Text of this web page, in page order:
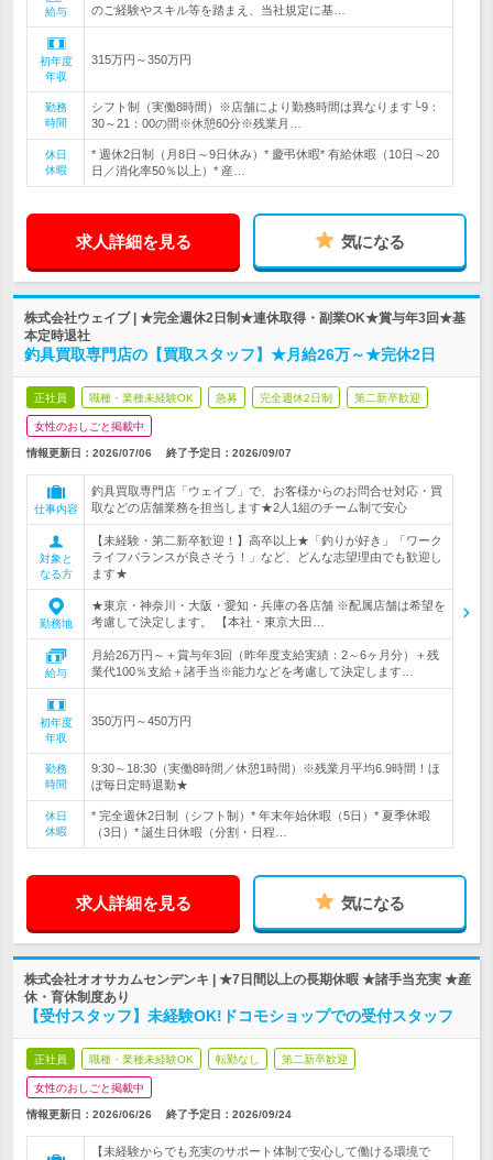
給与 のご経験やスキル等を踏まえ、当社規定に基…
初年度
年収
315万円～350万円
勤務
時間
シフト制（実働8時間）※店舗により勤務時間は異なります└9：
30～21：00の間※休憩60分※残業月…
休日
休暇
* 週休2日制（月8日～9日休み）* 慶弔休暇* 有給休暇（10日～20
日／消化率50％以上）* 産…
求人詳細を見る 気になる
株式会社ウェイブ | ★完全週休2日制★連休取得・副業OK★賞与年3回★基
本定時退社
釣具買取専門店の【買取スタッフ】★月給26万～★完休2日
正社員 職種・業種未経験OK 急募 完全週休2日制 第二新卒歓迎
女性のおしごと掲載中
情報更新日：2026/07/06 終了予定日： 2026/09/07
仕事内容
釣具買取専門店「ウェイブ」で、お客様からのお問合せ対応・買
取などの店舗業務を担当します★2人1組のチーム制で安心
対象と
なる方
【未経験・第二新卒歓迎！】高卒以上★「釣りが好き」「ワーク
ライフバランスが良さそう！」など、どんな志望理由でも歓迎し
ます★
勤務地
★東京・神奈川・大阪・愛知・兵庫の各店舗 ※配属店舗は希望を
考慮して決定します。 【本社・東京大田…
給与
月給26万円～＋賞与年3回（昨年度支給実績：2～6ヶ月分）＋残
業代100％支給＋諸手当※能力などを考慮して決定します…
初年度
年収
350万円～450万円
勤務
時間
9:30～18:30（実働8時間／休憩1時間）※残業月平均6.9時間！ほ
ぼ毎日定時退勤★
休日
休暇
* 完全週休2日制（シフト制）* 年末年始休暇（5日）* 夏季休暇
（3日）* 誕生日休暇（分割・日程…
求人詳細を見る 気になる
株式会社オオサカムセンデンキ | ★7日間以上の長期休暇 ★諸手当充実 ★産
休・育休制度あり
【受付スタッフ】未経験OK!ドコモショップでの受付スタッフ
正社員 職種・業種未経験OK 転勤なし 第二新卒歓迎
女性のおしごと掲載中
情報更新日：2026/06/26 終了予定日： 2026/09/24
【未経験からでも充実のサポート体制で安心して働ける環境で